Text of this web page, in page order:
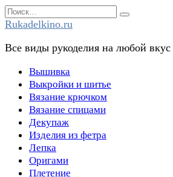
Перейти
к
Search
for:
Rukadelkino.ru
Все виды рукоделия на любой вкус
Вышивка
Выкройки и шитье
Вязание крючком
Вязание спицами
Декупаж
Изделия из фетра
Лепка
Оригами
Плетение